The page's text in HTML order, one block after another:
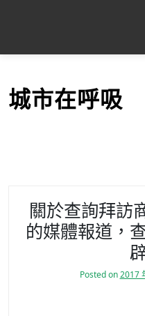
p
城市在呼吸
關於查詢拜訪
的媒體報道，
Posted on2017